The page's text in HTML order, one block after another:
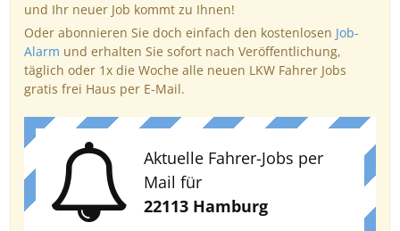
und Ihr neuer Job kommt zu Ihnen!
Oder abonnieren Sie doch einfach den kostenlosen Job-
Alarm und erhalten Sie sofort nach Veröffentlichung,
täglich oder 1x die Woche alle neuen LKW Fahrer Jobs
gratis frei Haus per E-Mail.
Aktuelle Fahrer-Jobs per
Mail für
22113 Hamburg